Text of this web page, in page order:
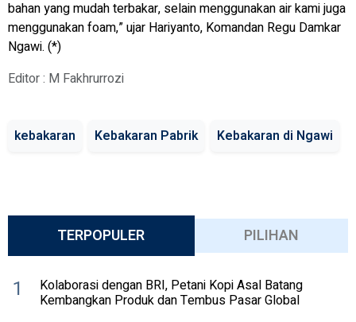
bahan yang mudah terbakar, selain menggunakan air kami juga
menggunakan foam,” ujar Hariyanto, Komandan Regu Damkar
Ngawi. (*)
Editor : M Fakhrurrozi
kebakaran Kebakaran Pabrik Kebakaran di Ngawi
TERPOPULER PILIHAN
1 Kolaborasi dengan BRI, Petani Kopi Asal Batang
Kembangkan Produk dan Tembus Pasar Global